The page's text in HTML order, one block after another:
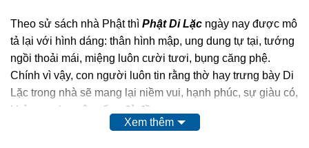
Theo sử sách nhà Phật thì Phật Di Lặc ngày nay được mô
tả lại với hình dáng: thân hình mập, ung dung tự tại, tướng
ngồi thoải mái, miệng luôn cười tươi, bụng căng phệ.
Chính vì vậy, con người luôn tin rằng thờ hay trưng bày Di
Lặc trong nhà sẽ mang lại niềm vui, hạnh phúc, sự giàu có,
khỏe mạnh, cuộc sống đủ đầy.
Xem thêm